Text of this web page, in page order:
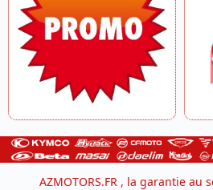
AZMOTORS.FR , la garantie au